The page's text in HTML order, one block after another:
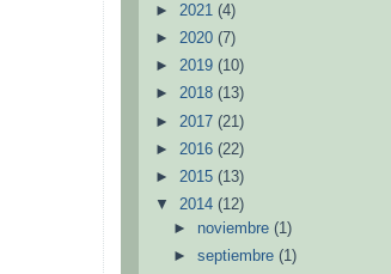
► 2021 (4)
► 2020 (7)
► 2019 (10)
► 2018 (13)
► 2017 (21)
► 2016 (22)
► 2015 (13)
▼ 2014 (12)
► noviembre(1)
►septiembre(1)